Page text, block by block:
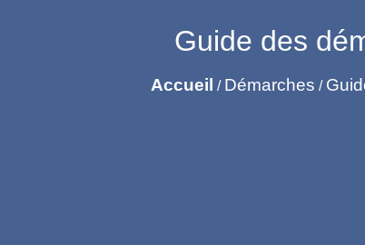
Guide des
Accueil / Démarches /